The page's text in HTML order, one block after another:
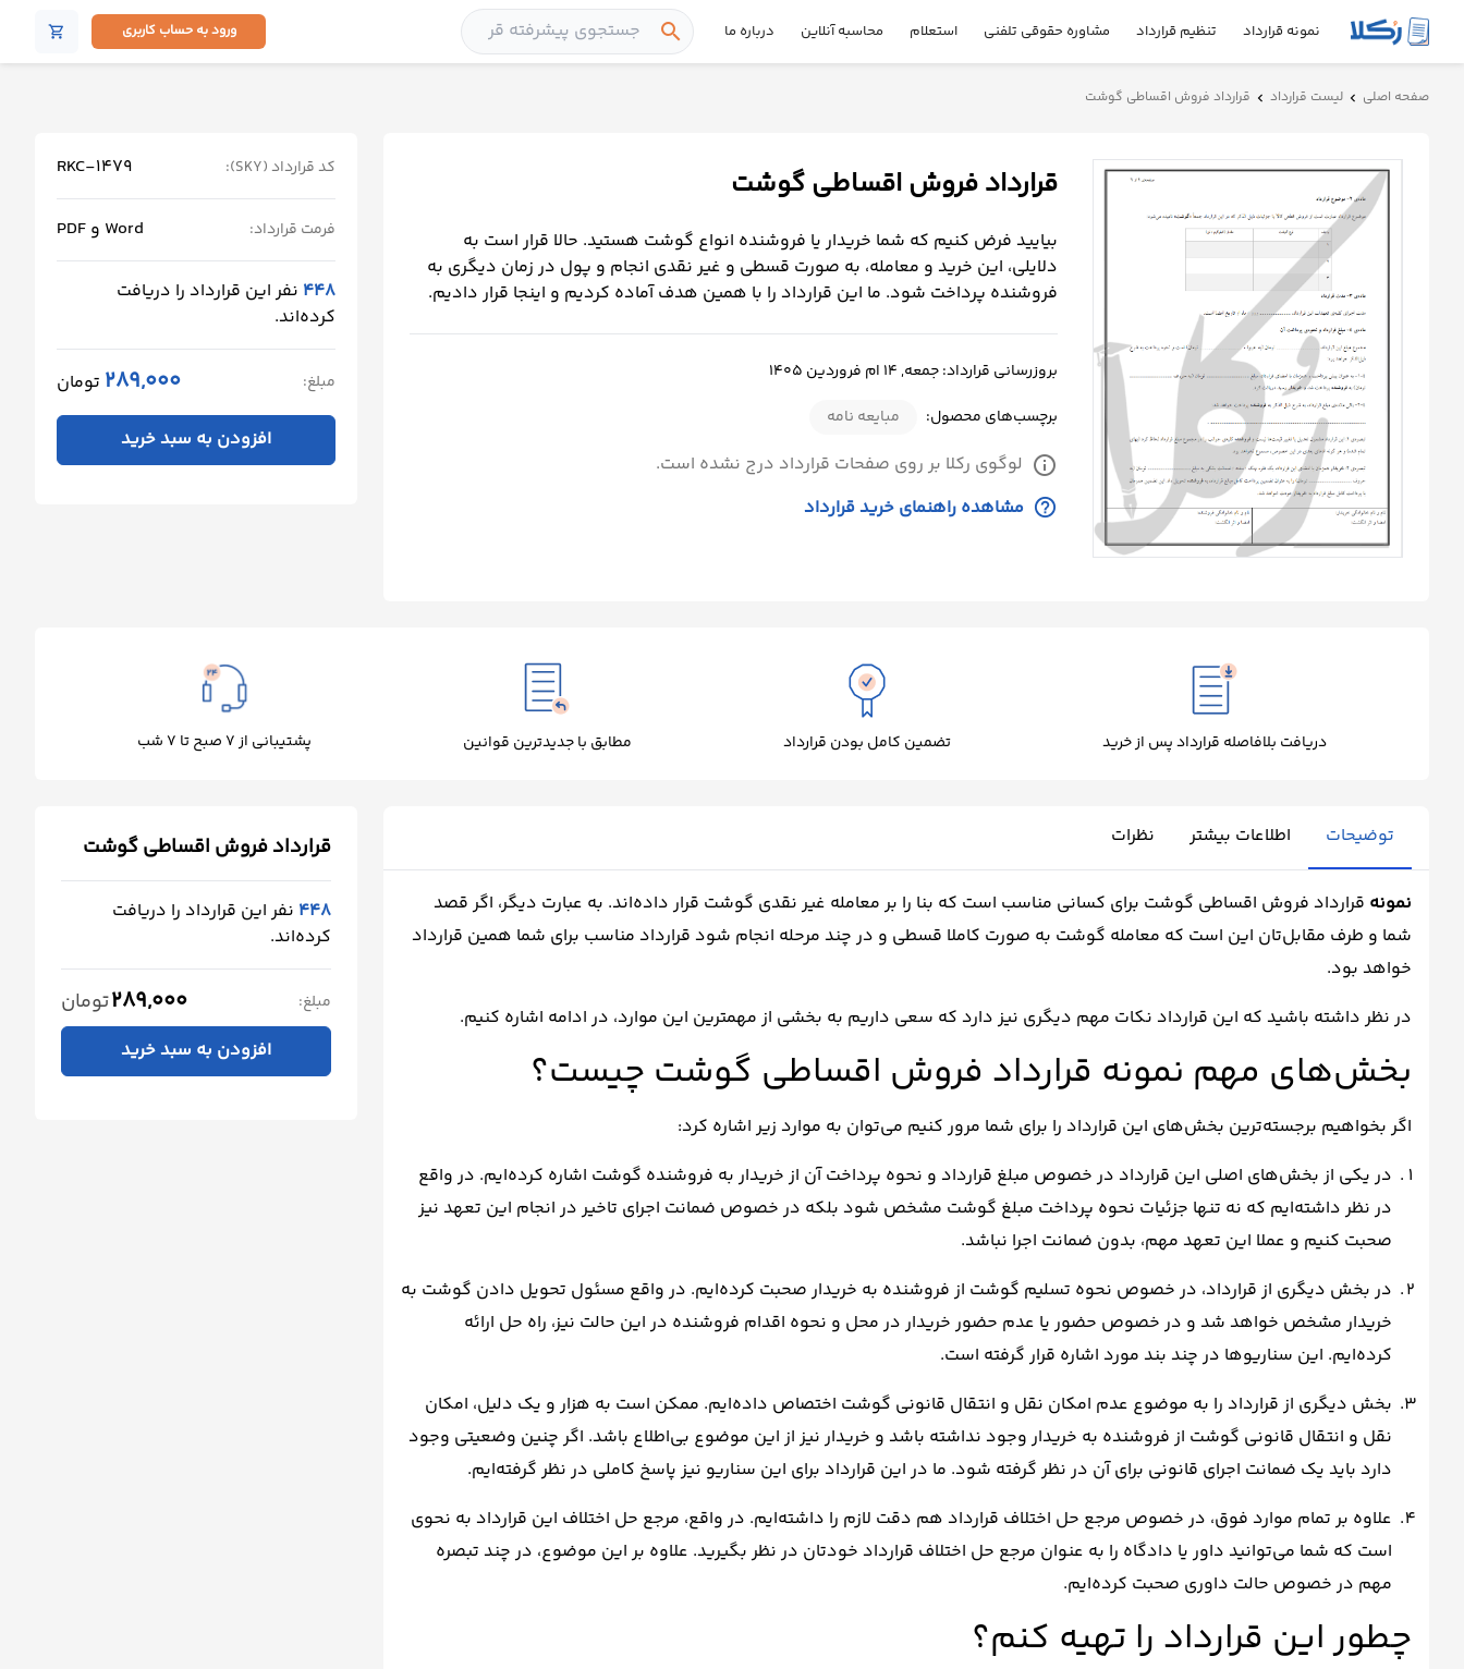
نمونه قرارداد تنظیم قرارداد مشاوره حقوقی تلفنی استعلام محاسبه آنلاین درباره ما search ورود به حساب کاربری shopping_cart
نمونه
صفحه اصلی chevron_left لیست قرارداد chevron_left قرارداد فروش اقساطی گوشت
قرارداد فروش اقساطی گوشت
بیایید فرض کنیم که شما خریدار یا فروشنده انواع گوشت هستید. حالا قرار است به
دلایلی، این خرید و معامله، به صورت قسطی و غیر نقدی انجام و پول در زمان دیگری به
فروشنده پرداخت شود. ما این قرارداد را با همین هدف آماده کردیم و اینجا قرار دادیم.
بروزرسانی قرارداد: جمعه, 14 ام فروردین 1405
برچسب‌های محصول:
مبایعه نامه
info لوگوی رکلا بر روی صفحات قرارداد درج نشده است.
help_outline مشاهده راهنمای خرید قرارداد
کد قرارداد (SKY): RKC-1479
فرمت قرارداد: Word و PDF
448 نفر این قرارداد را دریافت
کرده‌اند.
مبلغ: 289,000 تومان
افزودن به سبد خرید
دریافت بلافاصله قرارداد پس از خرید تضمین کامل بودن قرارداد مطابق با جدیدترین قوانین پشتیبانی از 7 صبح تا 7 شب
توضیحات اطلاعات بیشتر نظرات
نمونه قرارداد فروش اقساطی گوشت برای کسانی مناسب است که بنا را بر معامله غیر نقدی گوشت قرار داده‌اند. به عبارت دیگر، اگر قصد
شما و طرف مقابل‌تان این است که معامله گوشت به صورت کاملا قسطی و در چند مرحله انجام شود قرارداد مناسب برای شما همین قرارداد
خواهد بود.
در نظر داشته باشید که این قرارداد نکات مهم دیگری نیز دارد که سعی داریم به بخشی از مهمترین این موارد، در ادامه اشاره کنیم.
بخش‌های مهم نمونه قرارداد فروش اقساطی گوشت چیست؟
اگر بخواهیم برجسته‌ترین بخش‌های این قرارداد را برای شما مرور کنیم می‌توان به موارد زیر اشاره کرد:
در یکی از بخش‌های اصلی این قرارداد در خصوص مبلغ قرارداد و نحوه پرداخت آن از خریدار به فروشنده گوشت اشاره کرده‌ایم. در واقع
در نظر داشته‌ایم که نه تنها جزئیات نحوه پرداخت مبلغ گوشت مشخص شود بلکه در خصوص ضمانت اجرای تاخیر در انجام این تعهد نیز
صحبت کنیم و عملا این تعهد مهم، بدون ضمانت اجرا نباشد.
در بخش دیگری از قرارداد، در خصوص نحوه تسلیم گوشت از فروشنده به خریدار صحبت کرده‌ایم. در واقع مسئول تحویل دادن گوشت به
خریدار مشخص خواهد شد و در خصوص حضور یا عدم حضور خریدار در محل و نحوه اقدام فروشنده در این حالت نیز، راه حل ارائه
کرده‌ایم. این سناریوها در چند بند مورد اشاره قرار گرفته است.
بخش دیگری از قرارداد را به موضوع عدم امکان نقل و انتقال قانونی گوشت اختصاص داده‌ایم. ممکن است به هزار و یک دلیل، امکان
نقل و انتقال قانونی گوشت از فروشنده به خریدار وجود نداشته باشد و خریدار نیز از این موضوع بی‌اطلاع باشد. اگر چنین وضعیتی وجود
دارد باید یک ضمانت اجرای قانونی برای آن در نظر گرفته شود. ما در این قرارداد برای این سناریو نیز پاسخ کاملی در نظر گرفته‌ایم.
علاوه بر تمام موارد فوق، در خصوص مرجع حل اختلاف قرارداد هم دقت لازم را داشته‌ایم. در واقع، مرجع حل اختلاف این قرارداد به نحوی
است که شما می‌توانید داور یا دادگاه را به عنوان مرجع حل اختلاف قرارداد خودتان در نظر بگیرید. علاوه بر این موضوع، در چند تبصره
مهم در خصوص حالت داوری صحبت کرده‌ایم.
چطور این قرارداد را تهیه کنم؟
قرارداد فروش اقساطی گوشت
448 نفر این قرارداد را دریافت
کرده‌اند.
مبلغ: 289,000تومان
افزودن به سبد خرید